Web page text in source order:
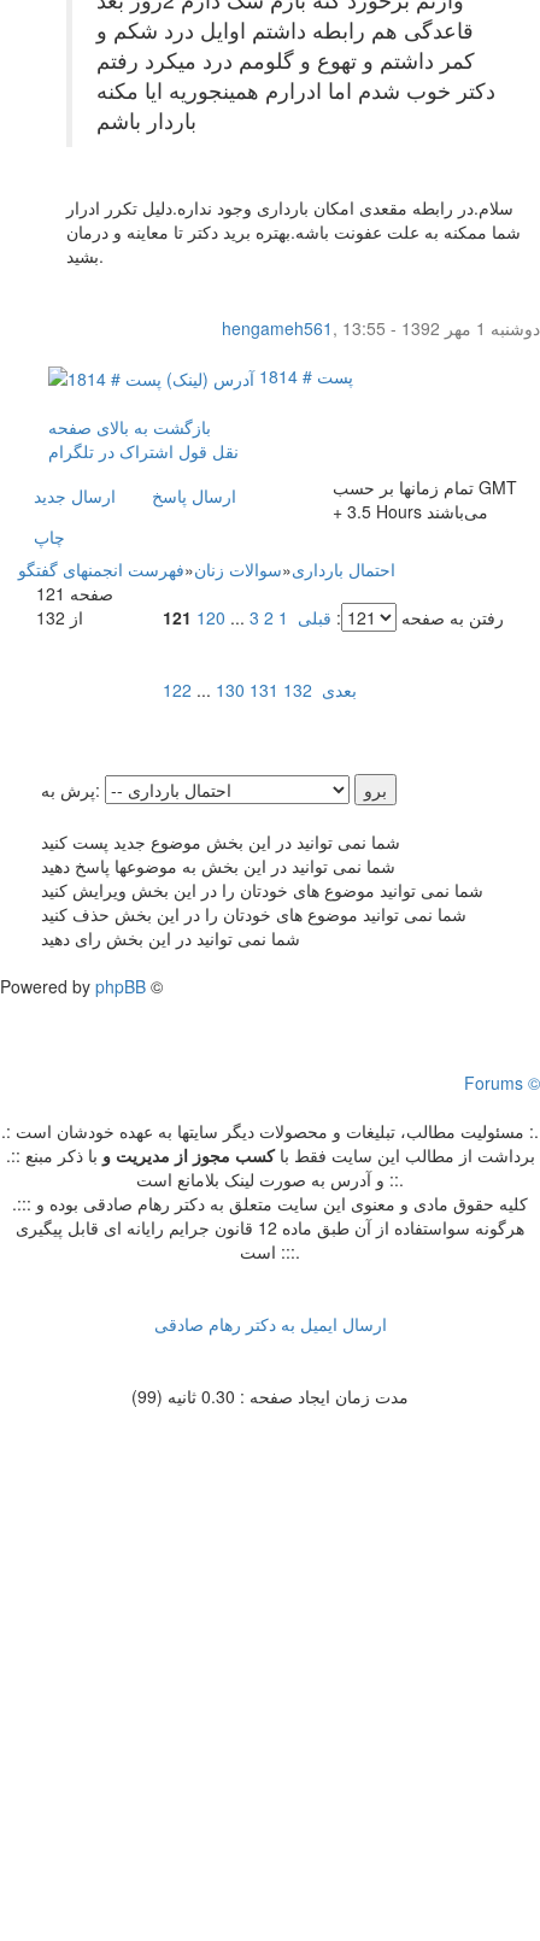
قاعدگی هم رابطه داشتم اوایل درد شکم و
کمر داشتم و تهوع و گلومم درد میکرد رفتم
دکتر خوب شدم اما ادرارم همینجوریه ایا مکنه
باردار باشم
سلام.در رابطه مقعدی امکان بارداری وجود نداره.دلیل تکرر ادرار
شما ممکنه به علت عفونت باشه.بهتره برید دکتر تا معاینه و درمان
بشید.
hengameh561 ,
دوشنبه 1 مهر 1392 - 13:55
پست # 1814
بازگشت به بالای صفحه
نقل قول اشتراک در تلگرام
ارسال جديد
ارسال پاسخ
چاپ
تمام زمانها بر حسب GMT
+ 3.5 Hours می‌باشند
فهرست انجمنهای گفتگو»سوالات زنان»احتمال بارداری
صفحه 121
از 132
رفتن به صفحه : قبلی 1
2
3
...
120
121
122 ... 130 131 132 بعدی
پرش به:
شما نمی توانید در این بخش موضوع جدید پست کنید
شما نمی توانید در این بخش به موضوعها پاسخ دهید
شما نمی توانید موضوع های خودتان را در این بخش ویرایش کنید
شما نمی توانید موضوع های خودتان را در این بخش حذف کنید
شما نمی توانید در این بخش رای دهید
Powered by phpBB ©
Forums ©
.: مسئوليت مطالب، تبليغات و محصولات ديگر سايتها به عهده خودشان است :.
.:: برداشت از مطالب اين سايت فقط باکسب مجوز از مدیریت و با ذکر مبنع
و آدرس به صورت لینک بلامانع است ::.
.::: کلیه حقوق مادی و معنوی این سایت متعلق به دکتر رهام صادقی بوده و
هرگونه سواستفاده از آن طبق ماده 12 قانون جرایم رایانه ای قابل پیگیری
است :::.
ارسال ایمیل به دکتر رهام صادقی
مدت زمان ایجاد صفحه : 0.30 ثانیه (99)